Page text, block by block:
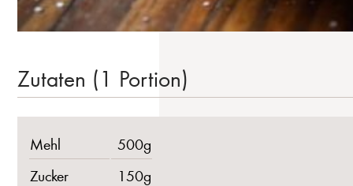
Zutaten (1 Portion)
Mehl
500g
Zucker
150g